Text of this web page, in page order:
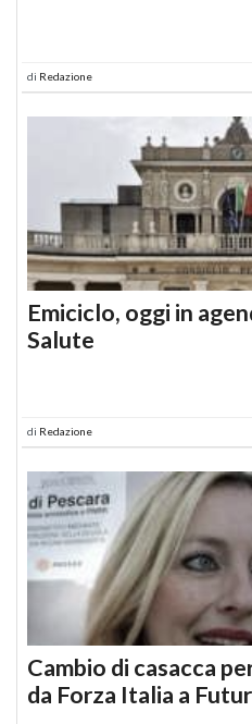
di Redazione
Emiciclo, oggi in
Salute
di Redazione
Cambio di casacca
da Forza Italia a